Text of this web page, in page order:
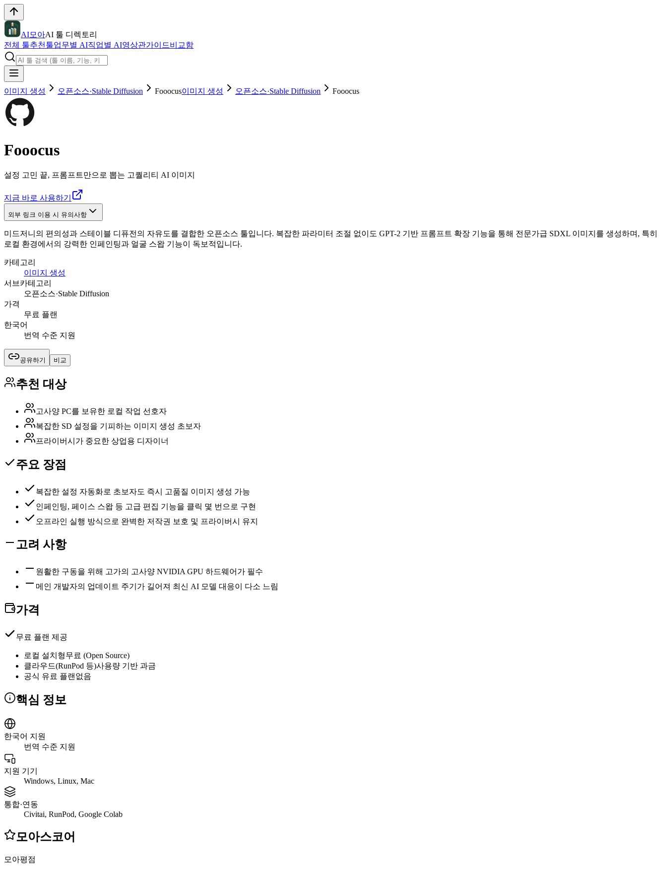
AI모아AI 툴 디렉토리
전체 툴추천툴업무별 AI직업별 AI영상관가이드비교함
이미지 생성 오픈소스·Stable Diffusion Fooocus이미지 생성 오픈소스·Stable Diffusion Fooocus
Fooocus
설정 고민 끝, 프롬프트만으로 뽑는 고퀄리티 AI 이미지
지금 바로 사용하기
외부 링크 이용 시 유의사항
미드저니의 편의성과 스테이블 디퓨전의 자유도를 결합한 오픈소스 툴입니다. 복잡한 파라미터 조절 없이도 GPT-2 기반 프롬프트 확장 기능을 통해 전문가급 SDXL 이미지를 생성하며, 특히
로컬 환경에서의 강력한 인페인팅과 얼굴 스왑 기능이 독보적입니다.
카테고리
이미지 생성
서브카테고리
오픈소스·Stable Diffusion
가격
무료 플랜
한국어
번역 수준 지원
공유하기 비교
추천 대상
고사양 PC를 보유한 로컬 작업 선호자
복잡한 SD 설정을 기피하는 이미지 생성 초보자
프라이버시가 중요한 상업용 디자이너
주요 장점
복잡한 설정 자동화로 초보자도 즉시 고품질 이미지 생성 가능
인페인팅, 페이스 스왑 등 고급 편집 기능을 클릭 몇 번으로 구현
오프라인 실행 방식으로 완벽한 저작권 보호 및 프라이버시 유지
고려 사항
원활한 구동을 위해 고가의 고사양 NVIDIA GPU 하드웨어가 필수
메인 개발자의 업데이트 주기가 길어져 최신 AI 모델 대응이 다소 느림
가격
무료 플랜 제공
로컬 설치형무료 (Open Source)
클라우드(RunPod 등)사용량 기반 과금
공식 유료 플랜 없음
핵심 정보
한국어 지원
번역 수준 지원
지원 기기
Windows, Linux, Mac
통합·연동
Civitai, RunPod, Google Colab
모아스코어
모아평점